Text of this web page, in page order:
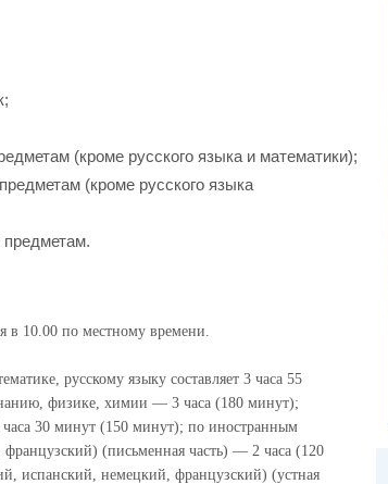
(кроме русского языка и математики);
(кроме русского языка
в 10.00 по местному времени.
русскому языку составляет 3 часа 55
физике, химии — 3 часа (180 минут);
30 минут (150 минут); по иностранным
(письменная часть) — 2 часа (120
испанский, немецкий, французский) (устная